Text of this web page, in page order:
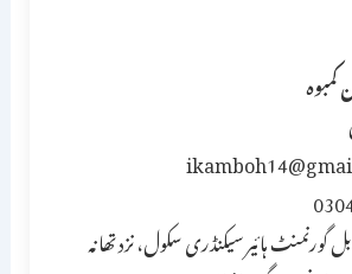
کمبوہ
گورنمنٹ ہائیر سیکنڈری سکول، نزد تھانہ